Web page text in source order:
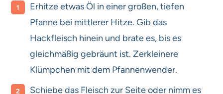
Erhitze etwas Öl in einer großen, tiefen
Pfanne bei mittlerer Hitze. Gib das
Hackfleisch hinein und brate es, bis es
gleichmäßig gebräunt ist. Zerkleinere
Klümpchen mit dem Pfannenwender.
Schiebe das Fleisch zur Seite oder nimm es